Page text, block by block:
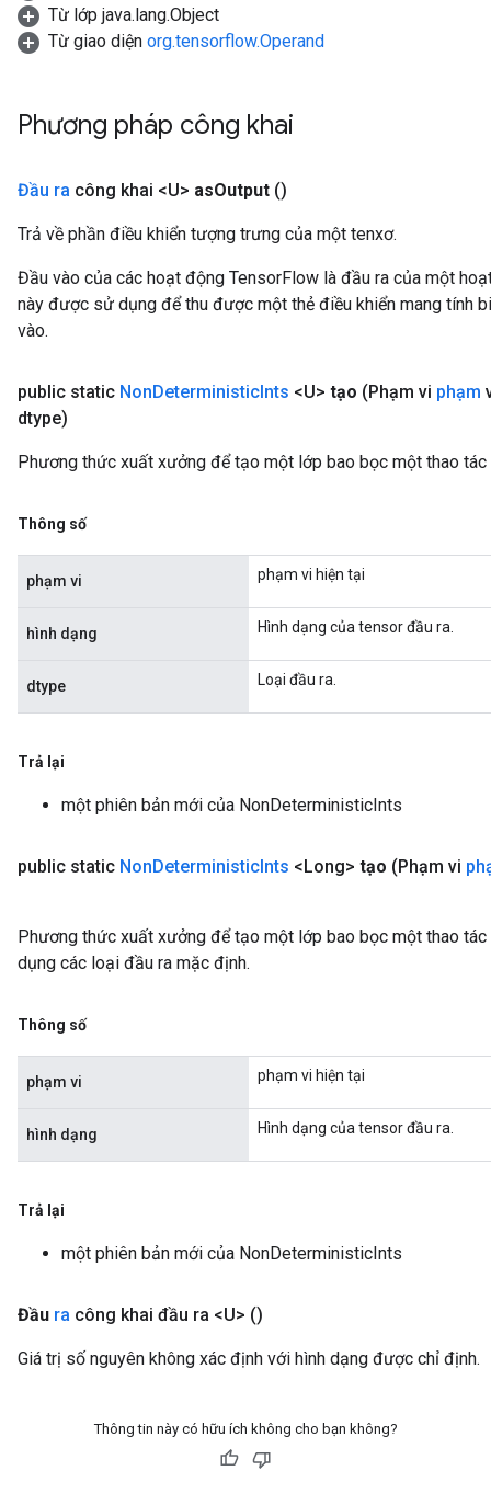
Từ lớp java.lang.Object
Từ giao diện org.tensorflow.Operand
Phương pháp công khai
Đầu ra công khai <U> asOutput ()
Trả về phần điều khiển tượng trưng của một tenxơ.
Đầu vào của các hoạt động TensorFlow là đầu ra của một
này được sử dụng để thu được một thẻ điều khiển mang tính
vào.
public static NonDeterministicInts <U> tạo (Phạm vi phạm
dtype)
Phương thức xuất xưởng để tạo một lớp bao bọc một thao
Thông số
phạm vi phạm vi hiện tại
hình dạng Hình dạng của tensor đầu ra.
dtype Loại đầu ra.
Trả lại
một phiên bản mới của NonDeterministicInts
public static NonDeterministicInts <Long> tạo (Phạm vi
Phương thức xuất xưởng để tạo một lớp bao bọc một thao
dụng các loại đầu ra mặc định.
Thông số
phạm vi phạm vi hiện tại
hình dạng Hình dạng của tensor đầu ra.
Trả lại
một phiên bản mới của NonDeterministicInts
Đầu ra công khai đầu ra <U> ()
Giá trị số nguyên không xác định với hình dạng được chỉ định.
Thông tin này có hữu ích không cho bạn không?